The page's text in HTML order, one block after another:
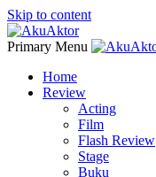
Skip to content
Primary Menu
Home
Review
Acting
Film
Flash Review
Stage
Buku